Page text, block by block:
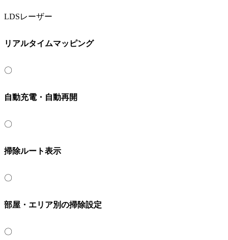
LDSレーザー
リアルタイムマッピング
〇
自動充電・自動再開
〇
掃除ルート表示
〇
部屋・エリア別の掃除設定
〇